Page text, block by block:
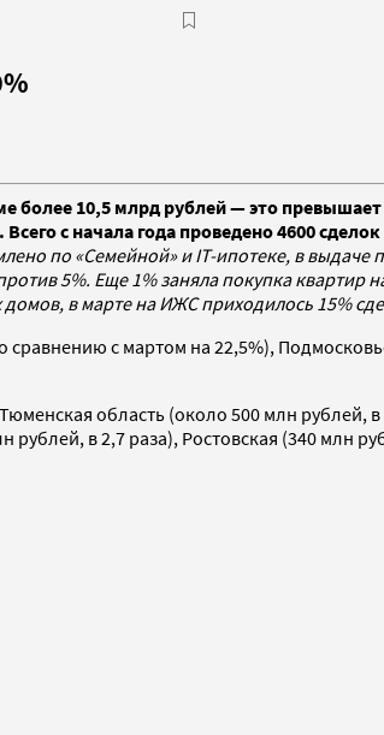
более 10,5 млрд рублей — это
с начала года проведено 4600
по «Семейной» и IT-ипотеке, в выдаче
5%. Еще 1% заняла покупка
в марте на ИЖС приходилось 15%
с мартом на 22,5%),
область (около 500 млн рублей,
в 2,7 раза), Ростовская (340 млн